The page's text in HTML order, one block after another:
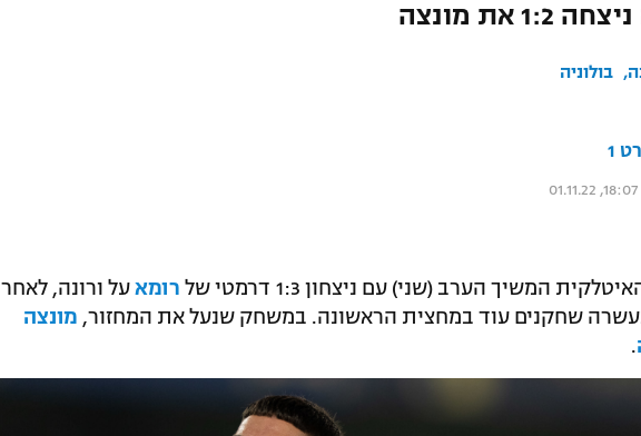
בולוניה
1
רומא על ורונה, לאחר
שחקנים עוד במחצית הראשונה. במשחק שנעל את המחזור, מונצה
.